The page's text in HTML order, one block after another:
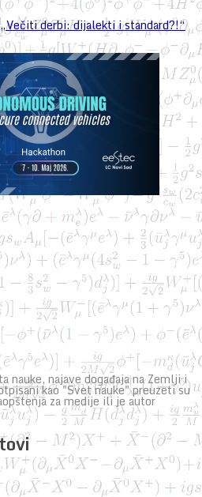
„Večiti derbi: dijalekti i standard?!“
nauke, najave događaja na Zemlji i
kao "Svet nauke" preuzeti su
za medije ili je autor